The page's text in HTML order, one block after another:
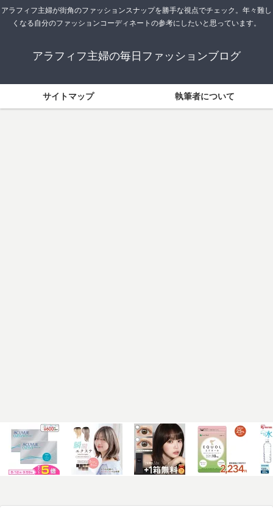
アラフィフ主婦が街角のファッションスナップを勝手な視点でチェック。年々難し
くなる自分のファッションコーディネートの参考にしたいと思っています。
アラフィフ主婦の毎日ファッションブログ
サイトマップ 執筆者について